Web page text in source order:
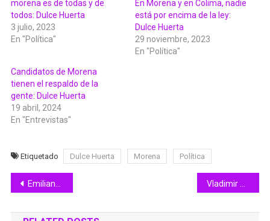
morena es de todas y de
todos: Dulce Huerta
3 julio, 2023
En "Política"
En Morena y en Colima, nadie
está por encima de la ley:
Dulce Huerta
29 noviembre, 2023
En "Política"
Candidatos de Morena
tienen el respaldo de la
gente: Dulce Huerta
19 abril, 2024
En "Entrevistas"
Etiquetado Dulce Huerta Morena Política
Navegación
de
Emiliano Zizumbo, Sub-secretario de Cultura